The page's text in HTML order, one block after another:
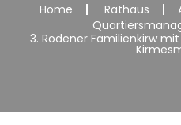
Home Rathaus
3. Rodener Familienkirw